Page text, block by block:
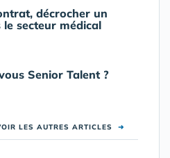
décrocher un
secteur médical
Senior Talent ?
LES AUTRES ARTICLES ➜